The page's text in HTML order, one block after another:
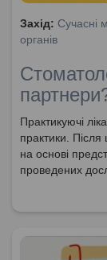
Захід: Сучасні
органів
Практикуючі
практики.
на основі
проведених